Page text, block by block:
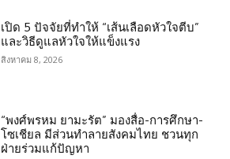
เปิด 5 ปัจจัยที่ทำให้ “เส้นเลือดหัวใจตีบ”
และวิธีดูแลหัวใจให้แข็งแรง
สิงหาคม 8, 2026
“พงศ์พรหม ยามะรัต” มองสื่อ-การศึกษา-
โซเชียล มีส่วนทำลายสังคมไทย ชวนทุก
ฝ่ายร่วมแก้ปัญหา